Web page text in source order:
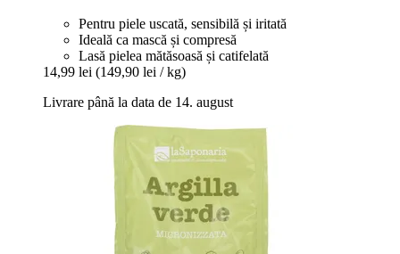
Pentru piele uscată, sensibilă și iritată
Ideală ca mască și compresă
Lasă pielea mătăsoasă și catifelată
14,99 lei (149,90 lei / kg)
Livrare până la data de 14. august